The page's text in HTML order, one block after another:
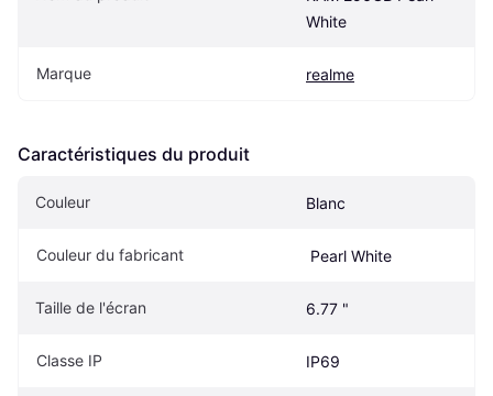
White
Marque realme
Caractéristiques du produit
Couleur Blanc
Couleur du fabricant Pearl White
Taille de l'écran 6.77 "
Classe IP IP69